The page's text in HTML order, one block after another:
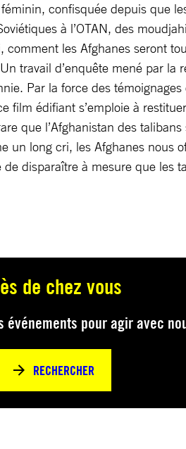
confisquée depuis que
à l’OTAN, des
les Afghanes seront
travail d’enquête mené par la
Par la force des
film édifiant s’emploie à
que l’Afghanistan des
un long cri, les Afghanes nous
disparaître à mesure que
de chez vous
événements pour agir avec
RECHERCHER